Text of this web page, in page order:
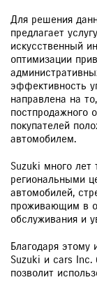
Для решения
предлагает
искусственный
оптимизации
эффективность
направлена на
постпродажного
покупателей
автомобилем.
Suzuki много лет
региональными
автомобилей,
проживающим в
обслуживания и
Благодаря этому
Suzuki и cars Inc.
позволит